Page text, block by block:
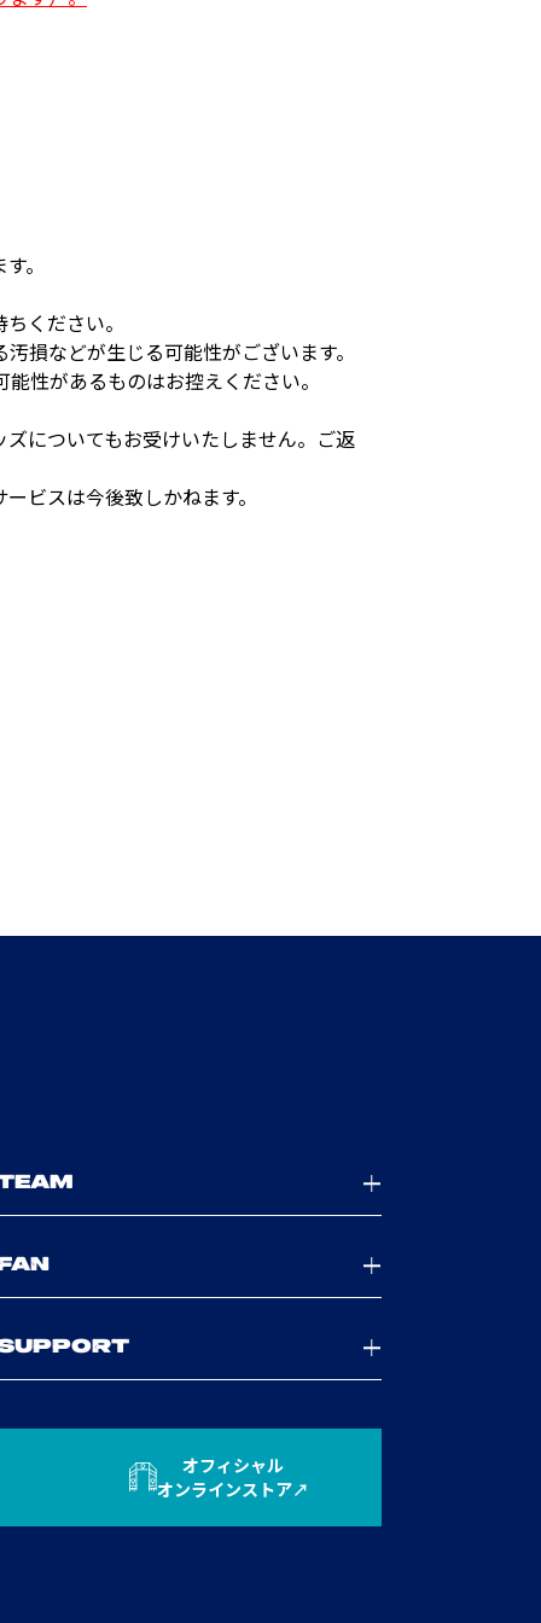
。
ください。
損などが生じる可能性がございます。
性があるものはお控えください。
についてもお受けいたしません。ご返
ビスは今後致しかねます。
オフィシャル
オンラインストア